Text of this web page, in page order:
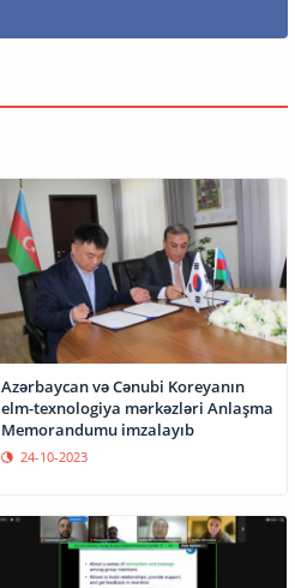
Azərbaycan və Cənubi Koreyanın
elm-texnologiya mərkəzləri Anlaşma
Memorandumu imzalayıb
24-10-2023